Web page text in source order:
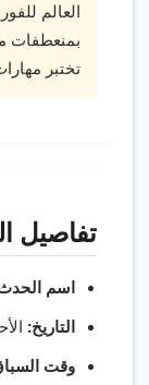
بمنعطفات
تختبر
تفاصيل
اسم
التاريخ: الأحد، 27
وقت